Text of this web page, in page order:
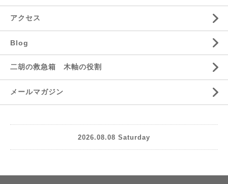
アクセス
Blog
二胡の救急箱 木軸の役割
メールマガジン
2026.08.08 Saturday